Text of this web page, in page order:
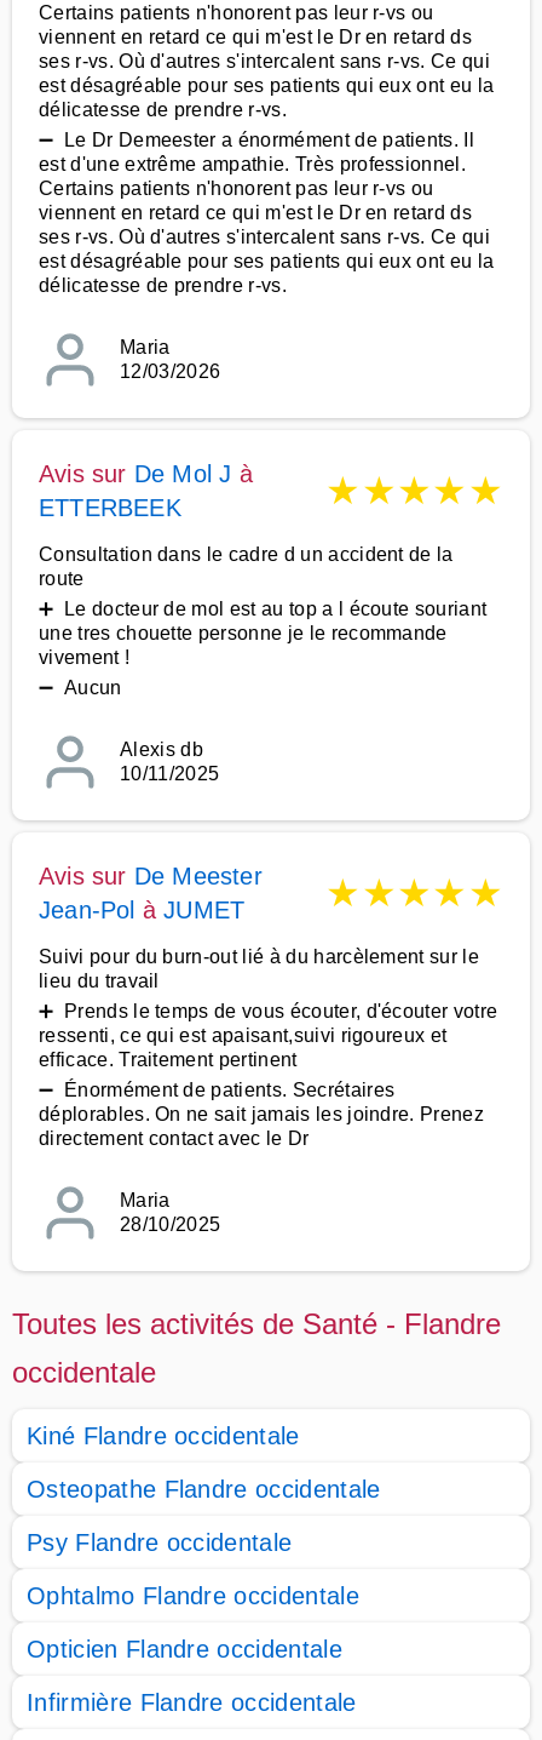
Certains patients n'honorent pas leur r-vs ou
viennent en retard ce qui m'est le Dr en retard ds
ses r-vs. Où d'autres s'intercalent sans r-vs. Ce qui
est désagréable pour ses patients qui eux ont eu la
délicatesse de prendre r-vs.
➖ Le Dr Demeester a énormément de patients. Il
est d'une extrême ampathie. Très professionnel.
Certains patients n'honorent pas leur r-vs ou
viennent en retard ce qui m'est le Dr en retard ds
ses r-vs. Où d'autres s'intercalent sans r-vs. Ce qui
est désagréable pour ses patients qui eux ont eu la
délicatesse de prendre r-vs.
Maria
12/03/2026
Avis sur De Mol J à
ETTERBEEK
★★★★★
Consultation dans le cadre d un accident de la
route
➕ Le docteur de mol est au top a l écoute souriant
une tres chouette personne je le recommande
vivement !
➖ Aucun
Alexis db
10/11/2025
Avis sur De Meester
Jean-Pol àJUMET ★★★★★
Suivi pour du burn-out lié à du harcèlement sur le
lieu du travail
➕ Prends le temps de vous écouter, d'écouter votre
ressenti, ce qui est apaisant,suivi rigoureux et
efficace. Traitement pertinent
➖ Énormément de patients. Secrétaires
déplorables. On ne sait jamais les joindre. Prenez
directement contact avec le Dr
Maria
28/10/2025
Toutes les activités de Santé - Flandre
occidentale
Kiné Flandre occidentale
Osteopathe Flandre occidentale
Psy Flandre occidentale
Ophtalmo Flandre occidentale
Opticien Flandre occidentale
Infirmière Flandre occidentale